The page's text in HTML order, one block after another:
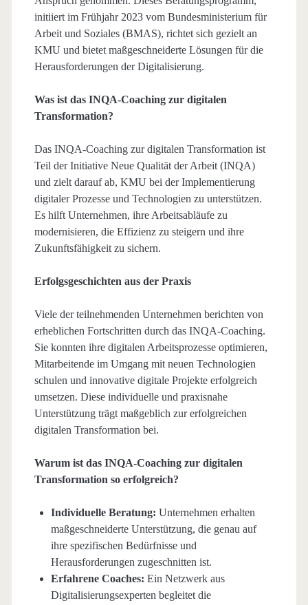
initiiert im Frühjahr 2023 vom Bundesministerium für
Arbeit und Soziales (BMAS), richtet sich gezielt an
KMU und bietet maßgeschneiderte Lösungen für die
Herausforderungen der Digitalisierung.
Was ist das INQA-Coaching zur digitalen
Transformation?
Das INQA-Coaching zur digitalen Transformation ist
Teil der Initiative Neue Qualität der Arbeit (INQA)
und zielt darauf ab, KMU bei der Implementierung
digitaler Prozesse und Technologien zu unterstützen.
Es hilft Unternehmen, ihre Arbeitsabläufe zu
modernisieren, die Effizienz zu steigern und ihre
Zukunftsfähigkeit zu sichern.
Erfolgsgeschichten aus der Praxis
Viele der teilnehmenden Unternehmen berichten von
erheblichen Fortschritten durch das INQA-Coaching.
Sie konnten ihre digitalen Arbeitsprozesse optimieren,
Mitarbeitende im Umgang mit neuen Technologien
schulen und innovative digitale Projekte erfolgreich
umsetzen. Diese individuelle und praxisnahe
Unterstützung trägt maßgeblich zur erfolgreichen
digitalen Transformation bei.
Warum ist das INQA-Coaching zur digitalen
Transformation so erfolgreich?
Individuelle Beratung: Unternehmen erhalten
maßgeschneiderte Unterstützung, die genau auf
ihre spezifischen Bedürfnisse und
Herausforderungen zugeschnitten ist.
Erfahrene Coaches: Ein Netzwerk aus
Digitalisierungsexperten begleitet die